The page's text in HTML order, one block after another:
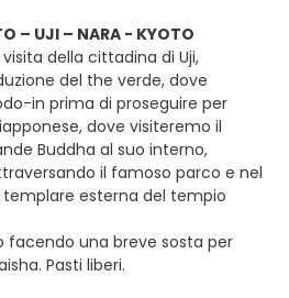
– UJI – NARA - KYOTO
della cittadina di Uji,
del the verde, dove
in prima di proseguire per
dove visiteremo il
Buddha al suo interno,
il famoso parco e nel
esterna del tempio
facendo una breve sosta per
Pasti liberi.